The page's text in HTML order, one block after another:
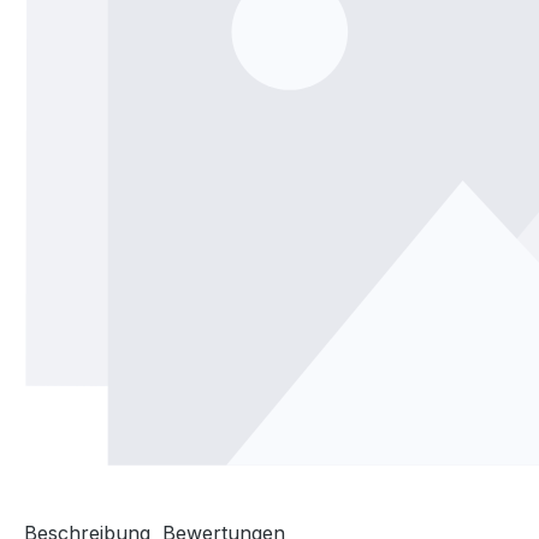
Beschreibung Bewertungen